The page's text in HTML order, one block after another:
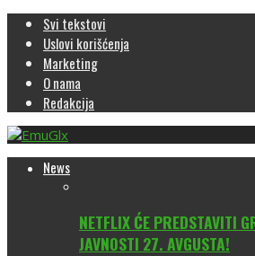
Svi tekstovi
Uslovi korišćenja
Marketing
O nama
Redakcija
News
NETFLIX ĆE PREDSTAVITI
JAVNOSTI 27. AVGUSTA!